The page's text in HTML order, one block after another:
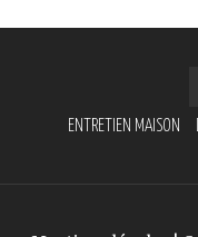
ENTRETIEN MAISON